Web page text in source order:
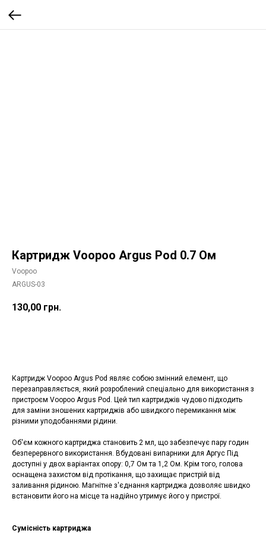
Картридж Voopoo Argus Pod 0.7 Ом
Voopoo
ARGUS-03
130,00 грн.
Картридж Voopoo Argus Pod являє собою змінний елемент, що
перезаправляється, який розроблений спеціально для використання з
пристроєм Voopoo Argus Pod. Цей тип картриджів чудово підходить
для заміни зношених картриджів або швидкого перемикання між
різними уподобаннями рідини.
Об'єм кожного картриджа становить 2 мл, що забезпечує пару годин
безперервного використання. Вбудовані випарники для Аргус Під
доступні у двох варіантах опору: 0,7 Ом та 1,2 Ом. Крім того, голова
оснащена захистом від протікання, що захищає пристрій від
заливання рідиною. Магнітне з'єднання картриджа дозволяє швидко
встановити його на місце та надійно утримує його у пристрої.
Сумісність картриджа